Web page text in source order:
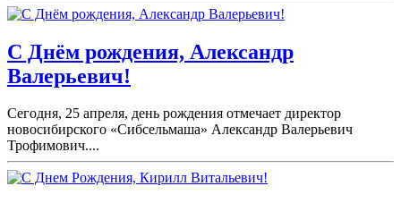
С Днём рождения, Александр
Валерьевич!
Сегодня, 25 апреля, день рождения отмечает директор
новосибирского «Сибсельмаша» Александр Валерьевич
Трофимович....